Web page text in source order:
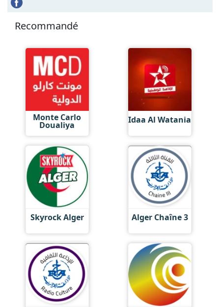
Recommandé
Monte Carlo
Doualiya Idaa Al Watania
Skyrock Alger Alger Chaîne 3